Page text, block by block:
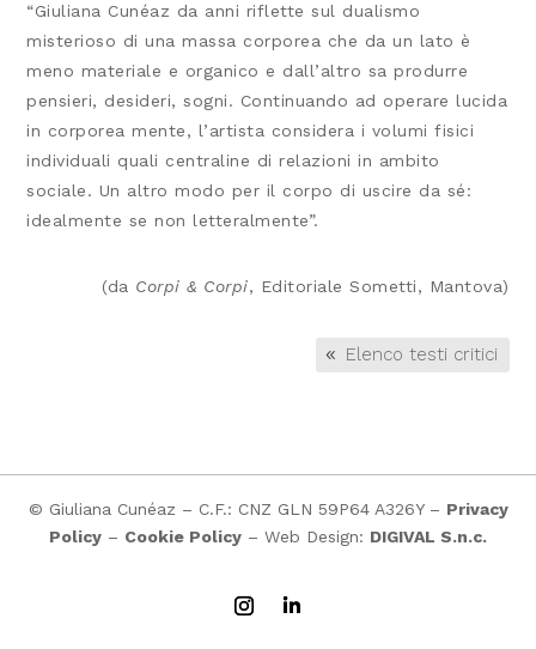
“Giuliana Cunéaz da anni riflette sul dualismo
misterioso di una massa corporea che da un lato è
meno materiale e organico e dall’altro sa produrre
pensieri, desideri, sogni. Continuando ad operare lucida
in corporea mente, l’artista considera i volumi fisici
individuali quali centraline di relazioni in ambito
sociale. Un altro modo per il corpo di uscire da sé:
idealmente se non letteralmente”.
(da Corpi & Corpi, Editoriale Sometti, Mantova)
Elenco testi critici
© Giuliana Cunéaz – C.F.: CNZ GLN 59P64 A326Y – Privacy
Policy – Cookie Policy – Web Design: DIGIVAL S.n.c.